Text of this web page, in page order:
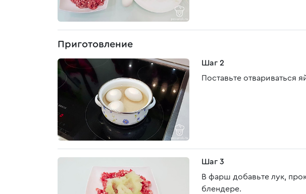
Приготовление
Шаг 2
Поставьте отвариваться
Шаг 3
В фарш добавьте лук,
блендере.